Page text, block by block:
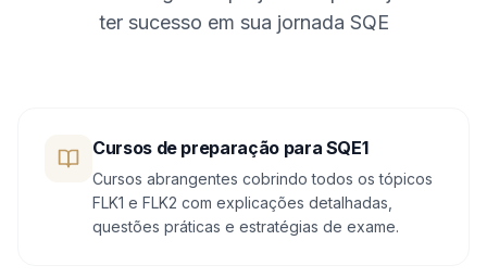
ter sucesso em sua jornada SQE
Cursos de preparação para SQE1
Cursos abrangentes cobrindo todos os tópicos
FLK1 e FLK2 com explicações detalhadas,
questões práticas e estratégias de exame.